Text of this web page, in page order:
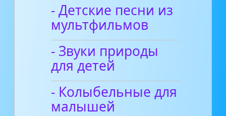
- Детские песни из
мультфильмов
- Звуки природы
для детей
- Колыбельные для
малышей